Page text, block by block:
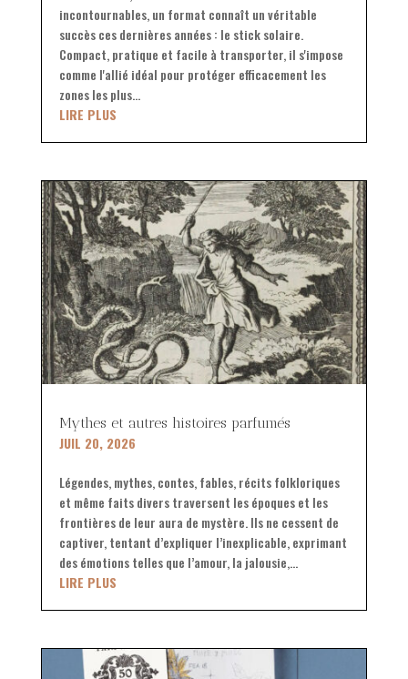
incontournables, un format connaît un véritable
succès ces dernières années : le stick solaire.
Compact, pratique et facile à transporter, il s'impose
comme l'allié idéal pour protéger efficacement les
zones les plus...
LIRE PLUS
Mythes et autres histoires parfumés
JUIL 20, 2026
Légendes, mythes, contes, fables, récits folkloriques
et même faits divers traversent les époques et les
frontières de leur aura de mystère. Ils ne cessent de
captiver, tentant d’expliquer l’inexplicable, exprimant
des émotions telles que l’amour, la jalousie,...
LIRE PLUS